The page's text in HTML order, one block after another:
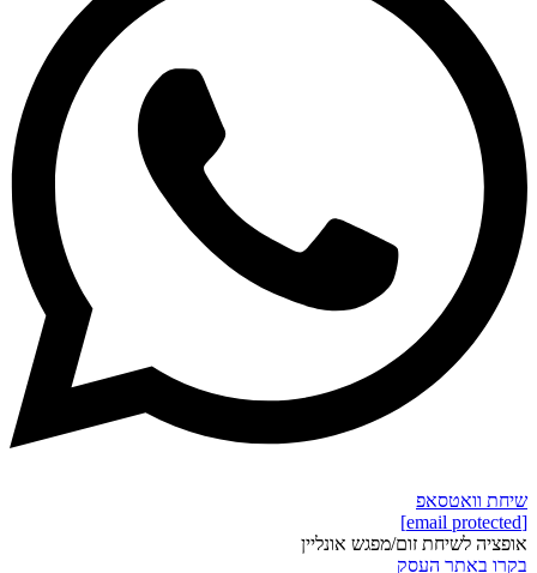
שיחת וואטסאפ
[email protected]
אופציה לשיחת זום/מפגש אונליין
בקרו באתר העסק